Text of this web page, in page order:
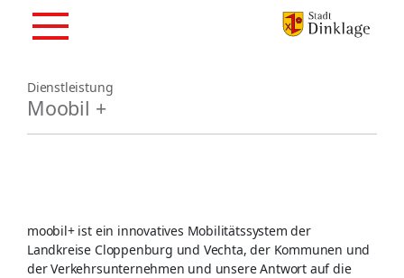
Dienstleistung
Moobil +
moobil+ ist ein innovatives Mobilitätssystem der
Landkreise Cloppenburg und Vechta, der Kommunen und
der Verkehrsunternehmen und unsere Antwort auf die